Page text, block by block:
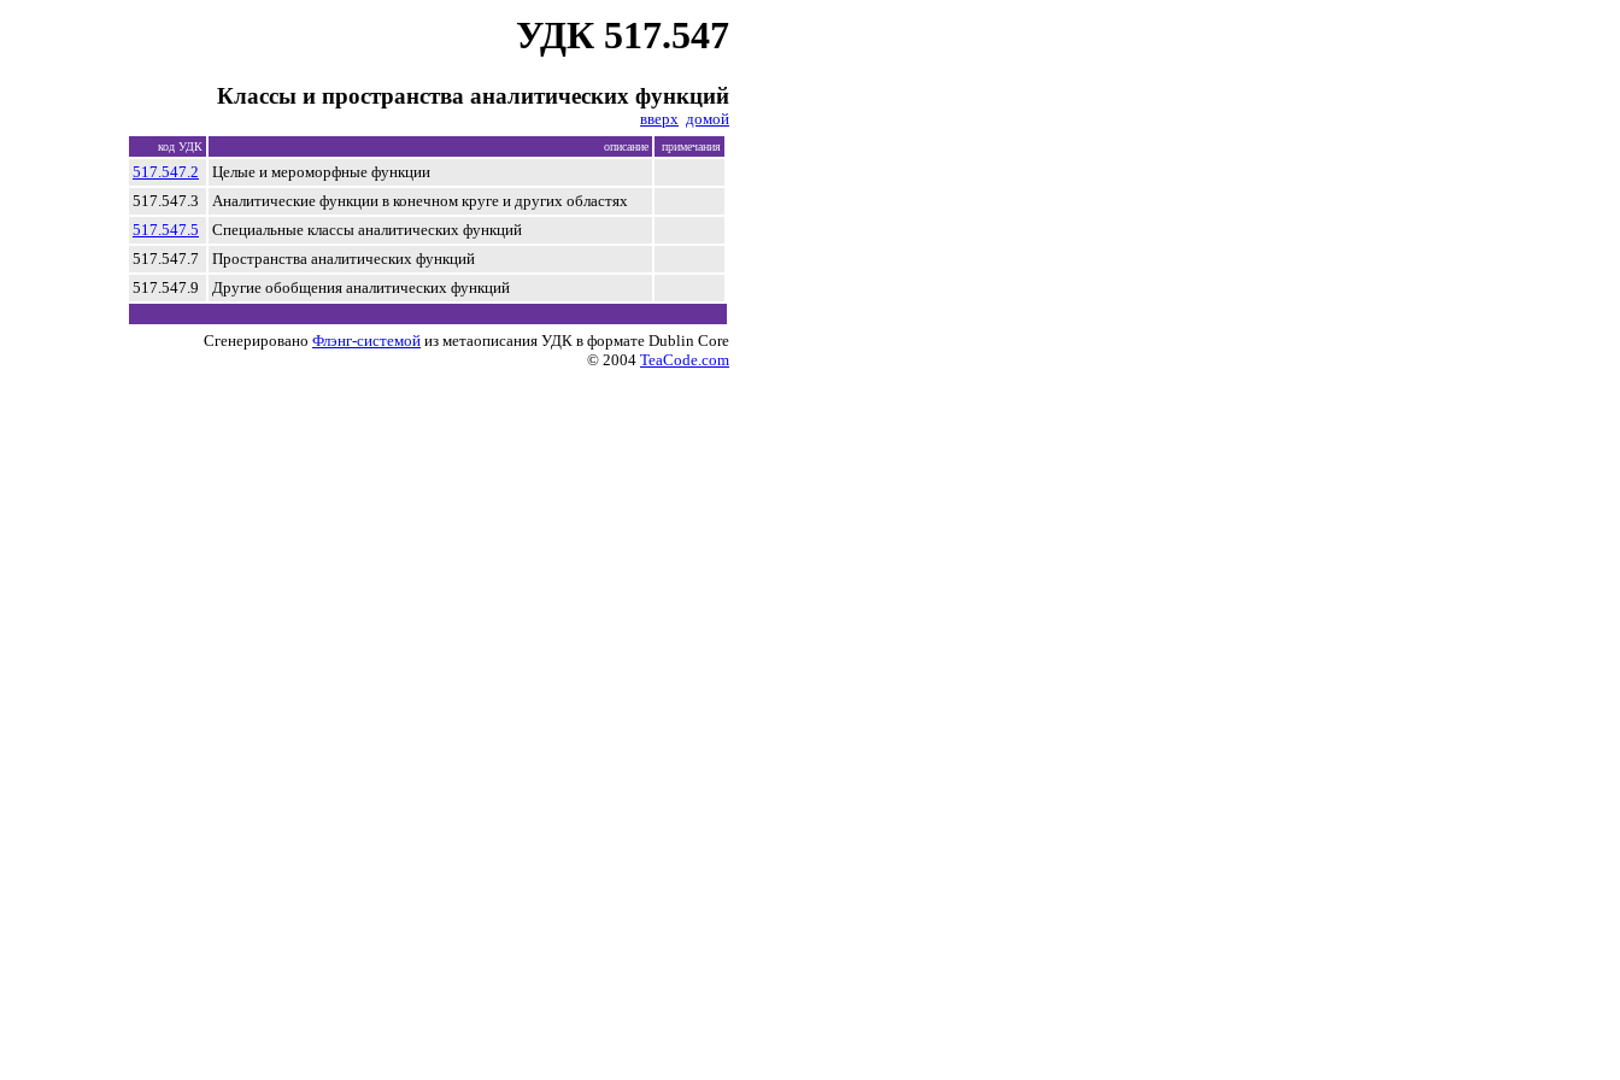
УДК 517.547
Классы и пространства аналитических функций
вверх домой
код УДК описание примечания
517.547.2
Целые и мероморфные функции
517.547.3
Аналитические функции в конечном круге и других областях
517.547.5
Специальные классы аналитических функций
517.547.7
Пространства аналитических функций
517.547.9
Другие обобщения аналитических функций
Сгенерировано Флэнг-системой из метаописания УДК в формате Dublin Core
© 2004 TeaCode.com